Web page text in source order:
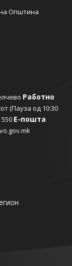
Општина
Работно
(Пауза од 10:30
550 Е-пошта